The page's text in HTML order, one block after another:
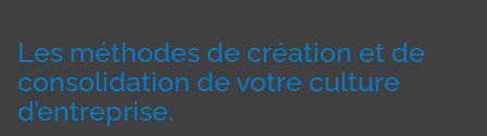
Les méthodes de création et de
consolidation de votre culture
d’entreprise.